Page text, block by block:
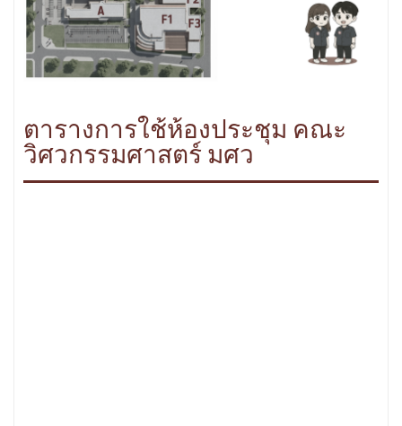
ตารางการใช้ห้องประชุม คณะ
วิศวกรรมศาสตร์ มศว